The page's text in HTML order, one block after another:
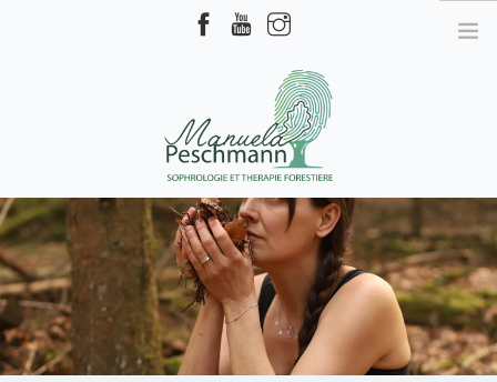
MANUELA PESCHMANN
PRESTATIONS
THÉRAPIE FORESTIÈRE
SOPHROLOGIE